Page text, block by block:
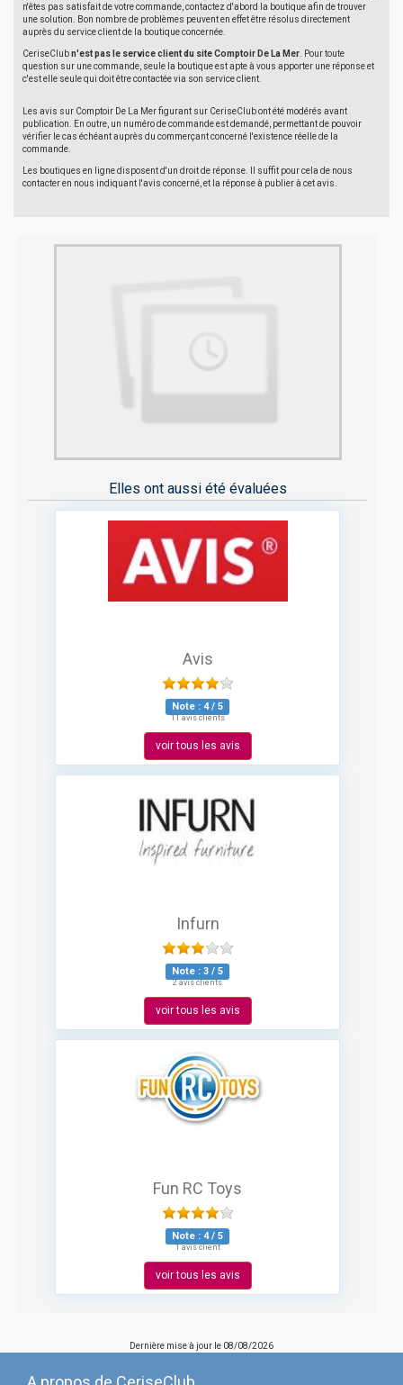
n'êtes pas satisfait de votre commande, contactez d'abord la boutique afin de trouver
une solution. Bon nombre de problèmes peuvent en effet être résolus directement
auprès du service client de la boutique concernée.
CeriseClubn'est pas le service client du site Comptoir De La Mer . Pour toute
question sur une commande, seule la boutique est apte à vous apporter une réponse et
c'est elle seule qui doit être contactée via son service client.
Les avis sur Comptoir De La Mer figurant sur CeriseClub ont été modérés avant
publication. En outre, un numéro de commande est demandé, permettant de pouvoir
vérifier le cas échéant auprès du commerçant concerné l'existence réelle de la
commande.
Les boutiques en ligne disposent d'un droit de réponse. Il suffit pour cela de nous
contacter en nous indiquant l'avis concerné, et la réponse à publier à cet avis.
Elles ont aussi été évaluées
Avis
Note : 4/ 5
11 avis clients
voir tous les avis
Infurn
Note : 3 / 5
2 avis clients
voir tous les avis
Fun RC Toys
Note : 4/ 5
1 avis client
voir tous les avis
Dernière mise à jour le 08/08/2026